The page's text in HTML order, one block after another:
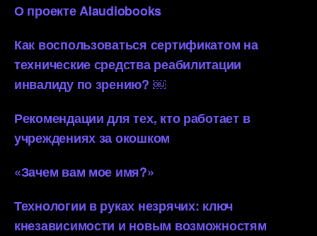
О проекте AIaudiobooks
Как воспользоваться сертификатом на
технические средства реабилитации
инвалиду по зрению? ￼
Рекомендации для тех, кто работает в
учреждениях за окошком
«Зачем вам мое имя?»
Технологии в руках незрячих: ключ
кнезависимости и новым возможностям